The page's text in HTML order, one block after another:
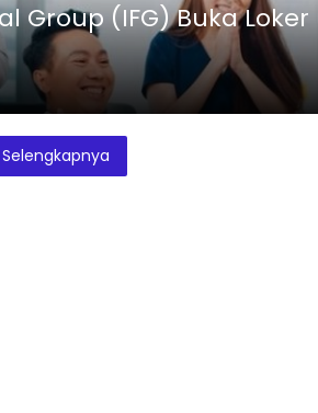
Group (IFG) Buka
Selengkapnya